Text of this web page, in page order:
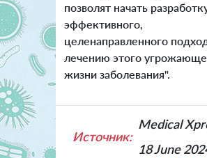
позволят начать
эффективного,
целенаправленного
лечению этого
жизни заболевания".
Источник:
Medical
18 June